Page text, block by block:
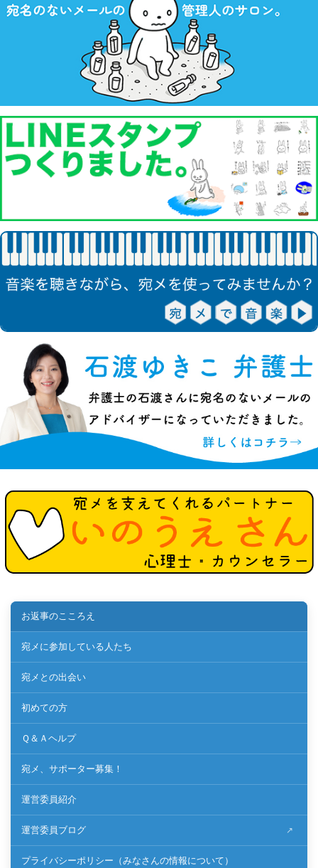
お返事のこころえ
宛メに参加している人たち
宛メとの出会い
初めての方
Ｑ＆Ａヘルプ
宛メ、サポーター募集！
運営委員紹介
運営委員ブログ
プライバシーポリシー（みなさんの情報について）